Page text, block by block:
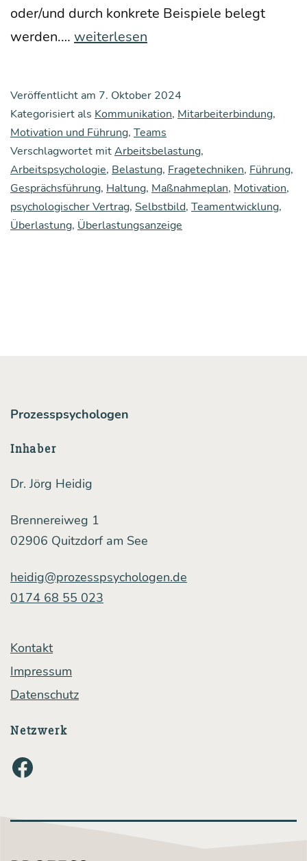
oder/und durch kon­kre­te Bei­spie­le belegt
wer­den.… Über
ti­
schen
Umgang
mit
Über­
las­
weiterlesen
Veröffentlicht am 7. Oktober 2024
Kategorisiert als Kommunikation, Mitarbeiterbindung,
Motivation und Führung, Teams
Verschlagwortet mitArbeitsbelastung,
Arbeitspsychologie, Belastung, Fragetechniken, Führung,
Gesprächsführung, Haltung, Maßnahmeplan, Motivation,
psychologischer Vertrag, Selbstbild, Teamentwicklung,
Überlastung, Überlastungsanzeige
Prozesspsychologen
Inhaber
Dr. Jörg Heidig
Brennereiweg 1
02906 Quitzdorf am See
heidig@prozesspsychologen.de
0174 68 55 023
Kontakt
Impressum
Datenschutz
Netzwerk
Facebook